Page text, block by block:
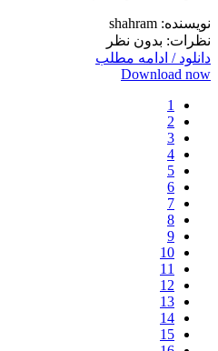
نویسنده: shahram
نظرات: بدون نظر
دانلود / ادامه مطلب
Download now
1
2
3
4
5
6
7
8
9
10
11
12
13
14
15